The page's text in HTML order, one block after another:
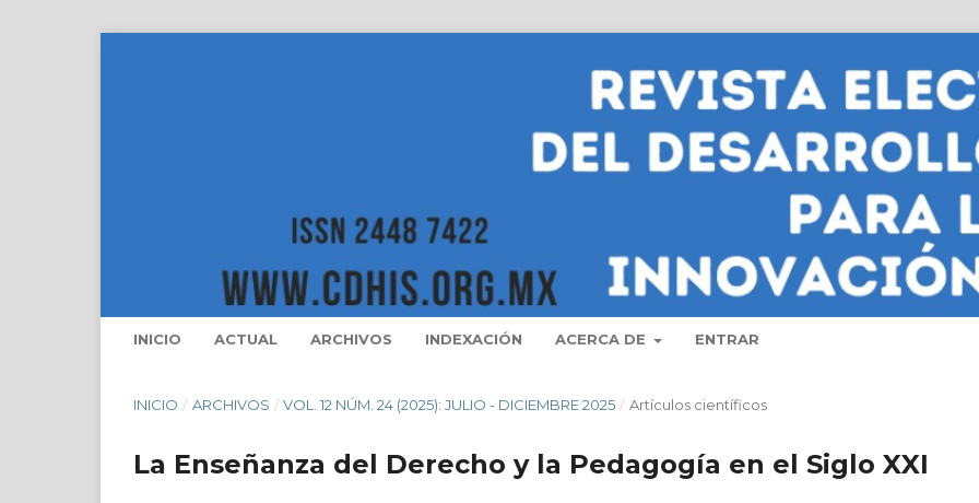
INICIO ACTUAL ARCHIVOS INDEXACIÓN ACERCA DE ENTRAR
INICIO / ARCHIVOS / VOL. 12 NÚM. 24 (2025): JULIO - DICIEMBRE 2025 / Artí­culos científicos
La Enseñanza del Derecho y la Pedagogía en el Siglo XXI